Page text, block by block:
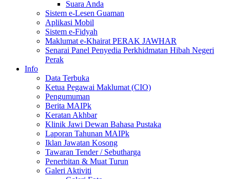
Suara Anda
Sistem e-Lesen Guaman
Aplikasi Mobil
Sistem e-Fidyah
Maklumat e-Khairat PERAK JAWHAR
Senarai Panel Penyedia Perkhidmatan Hibah Negeri
Perak
Info
Data Terbuka
Ketua Pegawai Maklumat (CIO)
Pengumuman
Berita MAIPk
Keratan Akhbar
Klinik Jawi Dewan Bahasa Pustaka
Laporan Tahunan MAIPk
Iklan Jawatan Kosong
Tawaran Tender / Sebutharga
Penerbitan & Muat Turun
Galeri Aktiviti